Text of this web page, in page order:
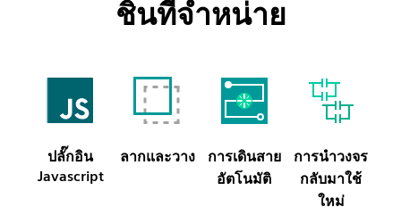
ชิ้นที่จำหน่าย
ปลั๊กอิน
Javascript
ลากและวาง
การเดินสาย
อัตโนมัติ
การนำวงจร
กลับมาใช้
ใหม่